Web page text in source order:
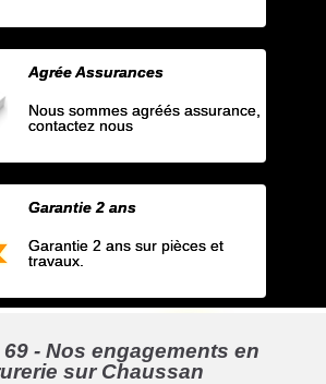
Agrée Assurances
Nous sommes agréés assurance,
contactez nous
Garantie 2 ans
Garantie 2 ans sur pièces et
travaux.
69 - Nos engagements en
sur Chaussan